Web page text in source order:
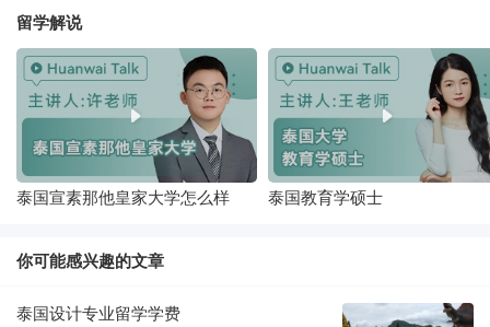
留学解说
泰国宣素那他皇家大学怎么样 泰国教育学硕士
你可能感兴趣的文章
泰国设计专业留学学费